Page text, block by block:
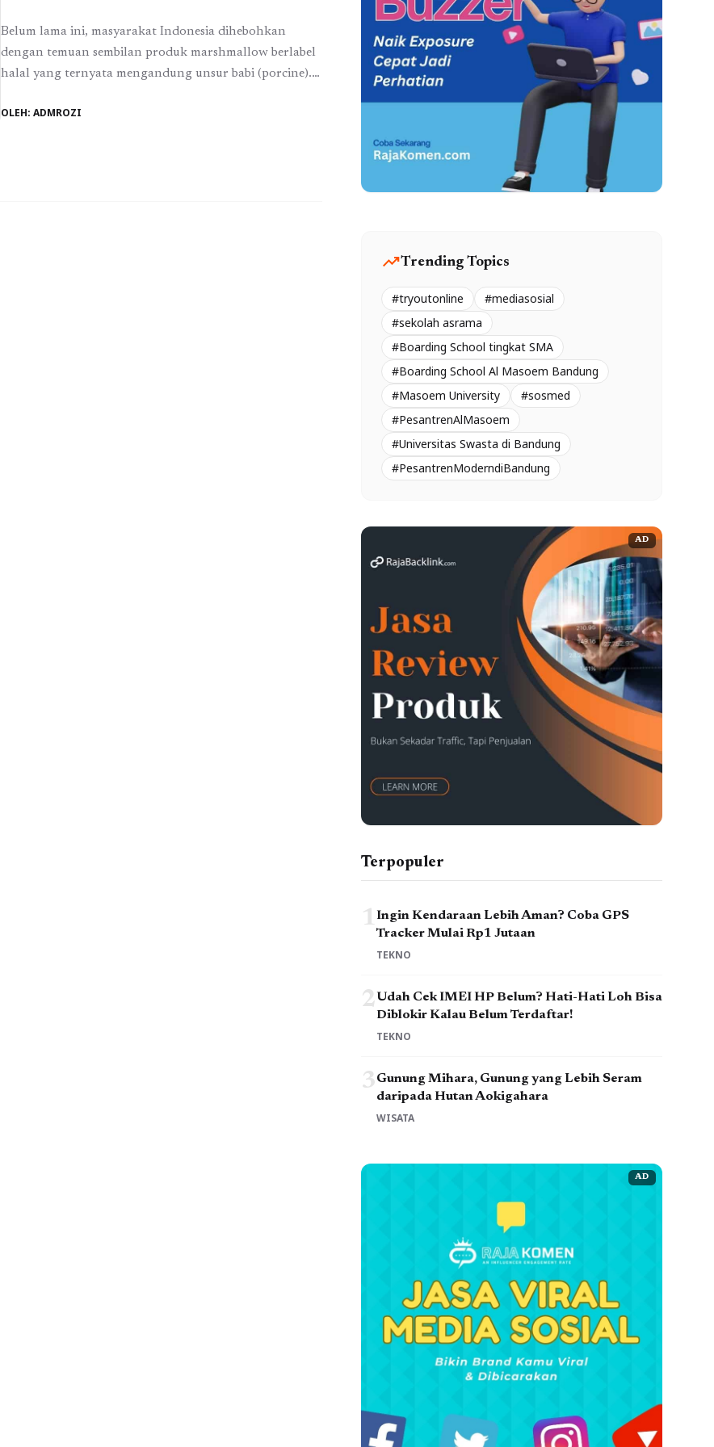
Belum lama ini, masyarakat Indonesia dihebohkan
dengan temuan sembilan produk marshmallow berlabel
halal yang ternyata mengandung unsur babi (porcine).
pentingnya kepercayaan terhadap lembaga sertifikasi
OLEH: ADMROZI
trending_upTrending Topics
#tryoutonline
#mediasosial
#sekolah asrama
#Boarding School tingkat SMA
#Boarding School Al Masoem Bandung
#Masoem University
#sosmed
#PesantrenAlMasoem
#Universitas Swasta di Bandung
#PesantrenModerndiBandung
AD
Terpopuler
1Ingin Kendaraan Lebih Aman? Coba GPS
Tracker Mulai Rp1 Jutaan
TEKNO
2Udah Cek IMEI HP Belum? Hati-Hati Loh Bisa
Diblokir Kalau Belum Terdaftar!
TEKNO
3Gunung Mihara, Gunung yang Lebih Seram
daripada Hutan Aokigahara
WISATA
AD